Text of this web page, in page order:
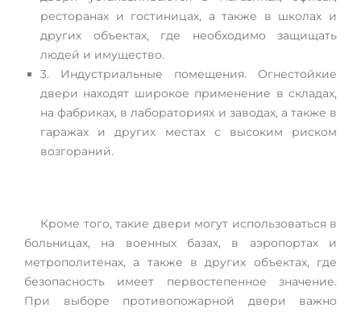
ресторанах и гостиницах, а также в школах и
других объектах, где необходимо защищать
людей и имущество.
3. Индустриальные помещения. Огнестойкие
двери находят широкое применение в складах,
на фабриках, в лабораториях и заводах, а также в
гаражах и других местах с высоким риском
возгораний.
Кроме того, такие двери могут использоваться в
больницах, на военных базах, в аэропортах и
метрополитенах, а также в других объектах, где
безопасность имеет первостепенное значение.
При выборе противопожарной двери важно